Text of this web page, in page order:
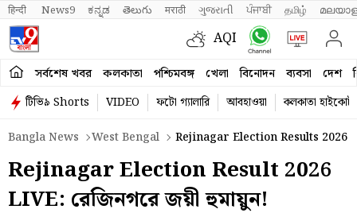
हिन्दी News9 ಕನ್ನಡ తెలుగు मराठी ગુજરાતી ਪੰਜਾਬੀ தமிழ்
AQI
সর্বশেষ খবর কলকাতা পশ্চিমবঙ্গ খেলা বিনোদন ব্যবসা দেশ
টিভি৯ Shorts VIDEO ফটো গ্যালারি আবহাওয়া
কলকাতা হাইকোর্ট
Bangla News
West Bengal Rejinagar Election Results 2026
Rejinagar Election Result 2026
LIVE: রেজিনগরে জয়ী হুমায়ুন!